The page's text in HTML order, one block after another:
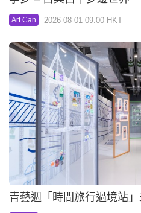
Art Can 2026-08-01 09:00 HKT
青藝週「時間旅行過境站